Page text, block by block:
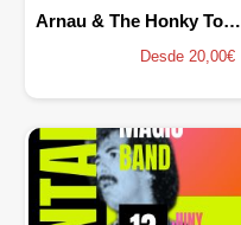
Arnau & The Honky Tonk Losers
Desde 20,00€